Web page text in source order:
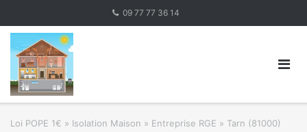
content
09 77 77 36 14
Loi POPE 1€ » Isolation Maison » Entreprise RGE » Tarn (81000)